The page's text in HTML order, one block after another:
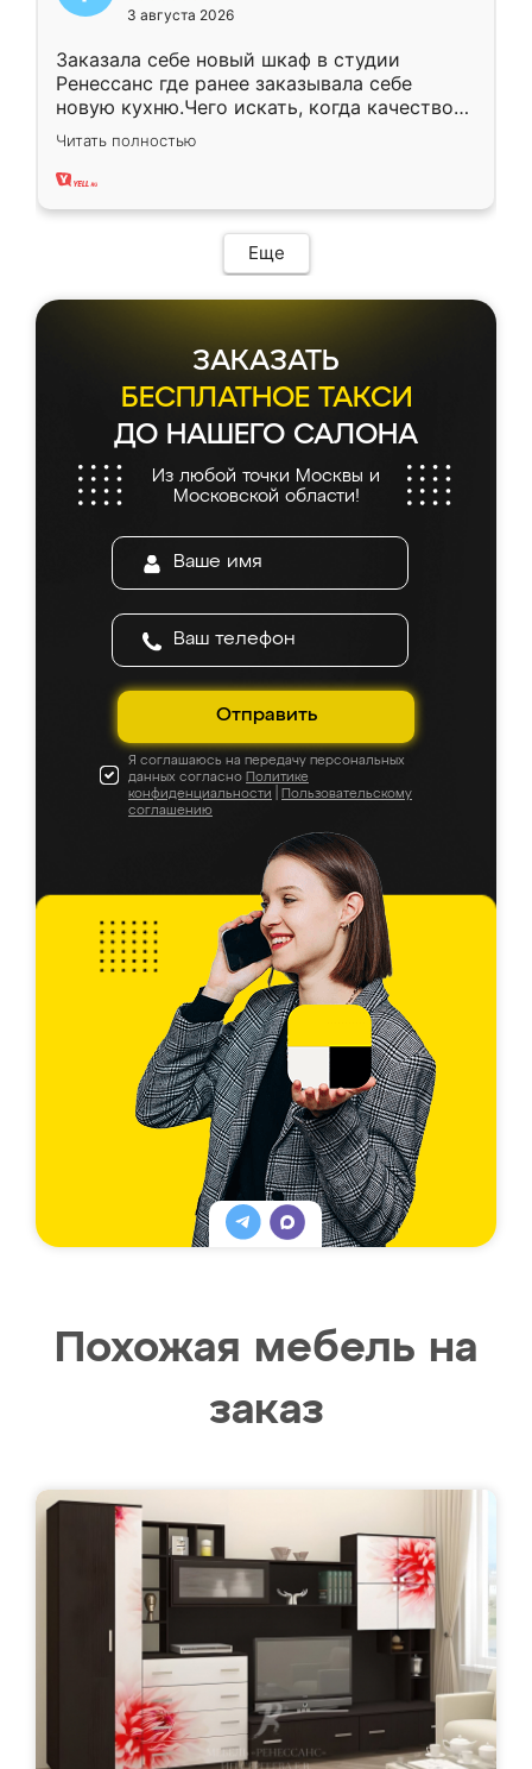
3 августа 2026
Заказала себе новый шкаф в студии
Ренессанс где ранее заказывала себе
новую кухню.Чего искать, когда качеством
вполне довольна. Служит кухня уже почти
два года, нареканий нет.
Читать полностью
Еще
ЗАКАЗАТЬ
БЕСПЛАТНОЕ ТАКСИ
ДО НАШЕГО САЛОНА
Из любой точки Москвы и
Московской области!
Отправить
Я соглашаюсь на передачу персональных
данных согласно Политике
конфиденциальности
Пользовательскому
соглашению
Похожая мебель на
заказ